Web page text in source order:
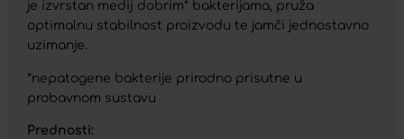
je izvrstan medij dobrim* bakterijama, pruža
optimalnu stabilnost proizvodu te jamči jednostavno
uzimanje.
*nepatogene bakterije prirodno prisutne u
probavnom sustavu
Prednosti: